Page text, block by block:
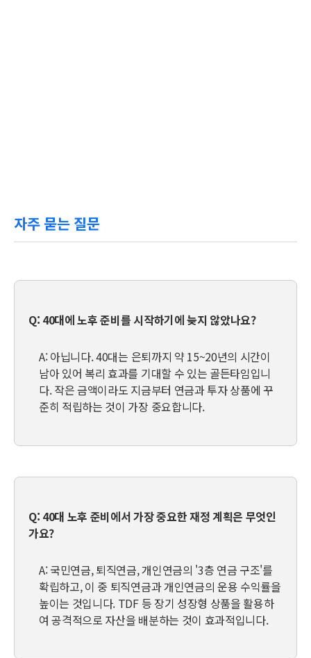
자주 묻는 질문
Q: 40대에 노후 준비를 시작하기에 늦지 않았나요?
A: 아닙니다. 40대는 은퇴까지 약 15~20년의 시간이
남아 있어 복리 효과를 기대할 수 있는 골든타임입니
다. 작은 금액이라도 지금부터 연금과 투자 상품에 꾸
준히 적립하는 것이 가장 중요합니다.
Q: 40대 노후 준비에서 가장 중요한 재정 계획은 무엇인
가요?
A: 국민연금, 퇴직연금, 개인연금의 '3층 연금 구조'를
확립하고, 이 중 퇴직연금과 개인연금의 운용 수익률을
높이는 것입니다. TDF 등 장기 성장형 상품을 활용하
여 공격적으로 자산을 배분하는 것이 효과적입니다.